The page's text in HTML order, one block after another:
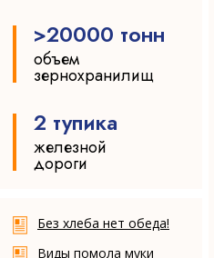
>20000 тонн
объем
зернохранилищ
2 тупика
железной
дороги
Без хлеба нет обеда!
Виды помола муки